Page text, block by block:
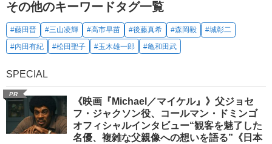
その他のキーワードタグ一覧
#藤田晋 #三山凌輝 #高市早苗 #後藤真希 #森岡毅
#城彰二
#内田有紀
#松田聖子 #玉木雄一郎 #亀和田武
SPECIAL
PR
《映画『Michael／マイケル』》父ジョセ
フ・ジャクソン役、コールマン・ドミンゴ
オフィシャルインタビュー“観客を魅了した
名優、複雑な父親像への想いを語る”《日本